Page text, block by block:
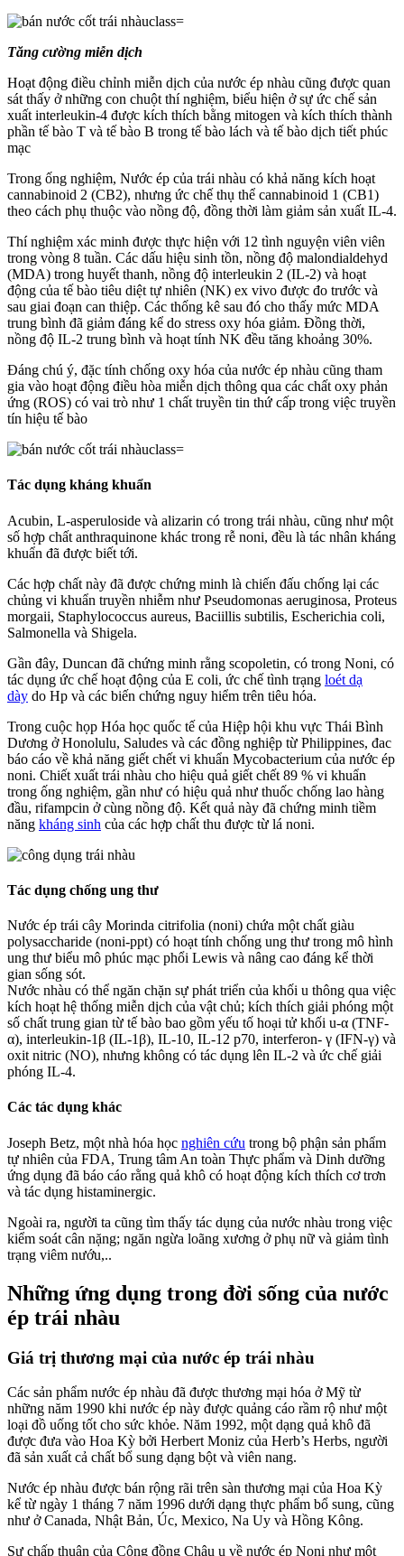
Tăng cường miễn dịch
Hoạt động điều chỉnh miễn dịch của nước ép nhàu cũng được quan
sát thấy ở những con chuột thí nghiệm, biểu hiện ở sự ức chế sản
xuất interleukin-4 được kích thích bằng mitogen và kích thích thành
phần tế bào T và tế bào B trong tế bào lách và tế bào dịch tiết phúc
mạc
Trong ống nghiệm, Nước ép của trái nhàu có khả năng kích hoạt
cannabinoid 2 (CB2), nhưng ức chế thụ thể cannabinoid 1 (CB1)
theo cách phụ thuộc vào nồng độ, đồng thời làm giảm sản xuất IL-4.
Thí nghiệm xác minh được thực hiện với 12 tình nguyện viên viên
trong vòng 8 tuần. Các dấu hiệu sinh tồn, nồng độ malondialdehyd
(MDA) trong huyết thanh, nồng độ interleukin 2 (IL-2) và hoạt
động của tế bào tiêu diệt tự nhiên (NK) ex vivo được đo trước và
sau giai đoạn can thiệp. Các thống kê sau đó cho thấy mức MDA
trung bình đã giảm đáng kể do stress oxy hóa giảm. Đồng thời,
nồng độ IL-2 trung bình và hoạt tính NK đều tăng khoảng 30%.
Đáng chú ý, đặc tính chống oxy hóa của nước ép nhàu cũng tham
gia vào hoạt động điều hòa miễn dịch thông qua các chất oxy phản
ứng (ROS) có vai trò như 1 chất truyền tin thứ cấp trong việc truyền
tín hiệu tế bào
Tác dụng kháng khuẩn
Acubin, L-asperuloside và alizarin có trong trái nhàu, cũng như một
số hợp chất anthraquinone khác trong rễ noni, đều là tác nhân kháng
khuẩn đã được biết tới.
Các hợp chất này đã được chứng minh là chiến đấu chống lại các
chủng vi khuẩn truyền nhiễm như Pseudomonas aeruginosa, Proteus
morgaii, Staphylococcus aureus, Baciillis subtilis, Escherichia coli,
Salmonella và Shigela.
Gần đây, Duncan đã chứng minh rằng scopoletin, có trong Noni, có
tác dụng ức chế hoạt động của E coli, ức chế tình trạng loét dạ
dày do Hp và các biến chứng nguy hiểm trên tiêu hóa.
Trong cuộc họp Hóa học quốc tế của Hiệp hội khu vực Thái Bình
Dương ở Honolulu, Saludes và các đồng nghiệp từ Philippines, đac
báo cáo về khả năng giết chết vi khuẩn Mycobacterium của nước ép
noni. Chiết xuất trái nhàu cho hiệu quả giết chết 89 % vi khuẩn
trong ống nghiệm, gần như có hiệu quả như thuốc chống lao hàng
đầu, rifampcin ở cùng nồng độ. Kết quả này đã chứng minh tiềm
năng kháng sinh của các hợp chất thu được từ lá noni.
Tác dụng chống ung thư
Nước ép trái cây Morinda citrifolia (noni) chứa một chất giàu
polysaccharide (noni-ppt) có hoạt tính chống ung thư trong mô hình
ung thư biểu mô phúc mạc phổi Lewis và nâng cao đáng kể thời
gian sống sót.
Nước nhàu có thể ngăn chặn sự phát triển của khối u thông qua việc
kích hoạt hệ thống miễn dịch của vật chủ; kích thích giải phóng một
số chất trung gian từ tế bào bao gồm yếu tố hoại tử khối u-α (TNF-
α), interleukin-1β (IL-1β), IL-10, IL-12 p70, interferon- γ (IFN-γ) và
oxit nitric (NO), nhưng không có tác dụng lên IL-2 và ức chế giải
phóng IL-4.
Các tác dụng khác
Joseph Betz, một nhà hóa học nghiên cứu trong bộ phận sản phẩm
tự nhiên của FDA, Trung tâm An toàn Thực phẩm và Dinh dưỡng
ứng dụng đã báo cáo rằng quả khô có hoạt động kích thích cơ trơn
và tác dụng histaminergic.
Ngoài ra, người ta cũng tìm thấy tác dụng của nước nhàu trong việc
kiểm soát cân nặng; ngăn ngừa loãng xương ở phụ nữ và giảm tình
trạng viêm nướu,..
Những ứng dụng trong đời sống của nước
ép trái nhàu
Giá trị thương mại của nước ép trái nhàu
Các sản phẩm nước ép nhàu đã được thương mại hóa ở Mỹ từ
những năm 1990 khi nước ép này được quảng cáo rầm rộ như một
loại đồ uống tốt cho sức khỏe. Năm 1992, một dạng quả khô đã
được đưa vào Hoa Kỳ bởi Herbert Moniz của Herb’s Herbs, người
đã sản xuất cả chất bổ sung dạng bột và viên nang.
Nước ép nhàu được bán rộng rãi trên sàn thương mại của Hoa Kỳ
kể từ ngày 1 tháng 7 năm 1996 dưới dạng thực phẩm bổ sung, cũng
như ở Canada, Nhật Bản, Úc, Mexico, Na Uy và Hồng Kông.
Sự chấp thuận của Cộng đồng Châu u về nước ép Noni như một